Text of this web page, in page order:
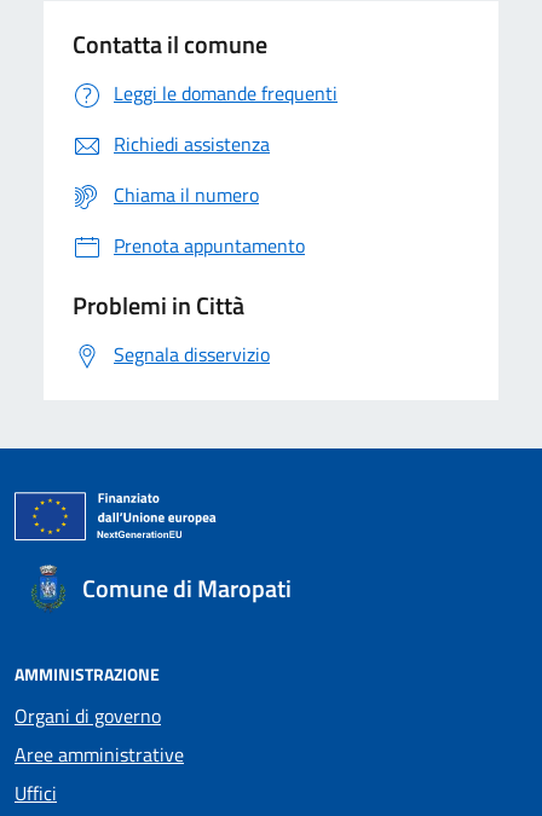
Contatta il comune
Leggi le domande frequenti
Richiedi assistenza
Chiama il numero
Prenota appuntamento
Problemi in Città
Segnala disservizio
Comune di Maropati
AMMINISTRAZIONE
Organi di governo
Aree amministrative
Uffici